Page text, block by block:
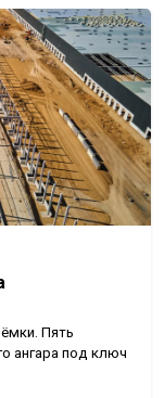
Пять
ангара под ключ